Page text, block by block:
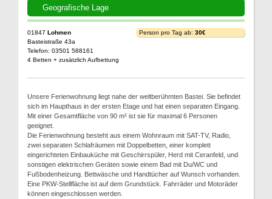
Geografische Lage
01847 Lohmen
Basteistraße 43a
Telefon: 03501 588161
4 Betten + zusätzlich Aufbettung
Person pro Tag ab: 30€
Unsere Ferienwohnung liegt nahe der weltberühmten Bastei. Sie befindet
sich im Haupthaus in der ersten Etage und hat einen separaten Eingang.
Mit einer Gesamtfläche von 90 m² ist sie für maximal 6 Personen
geeignet.
Die Ferienwohnung besteht aus einem Wohnraum mit SAT-TV, Radio,
zwei separaten Schlafräumen mit Doppelbetten, einer komplett
eingerichteten Einbauküche mit Geschirrspüler, Herd mit Ceranfeld, und
sonstigen elektrischen Geräten sowie einem Bad mit Du/WC und
Fußbodenheizung. Bettwäsche und Handtücher auf Wunsch vorhanden.
Eine PKW-Stellfläche ist auf dem Grundstück. Fahrräder und Motoräder
können eingeschlossen werden.